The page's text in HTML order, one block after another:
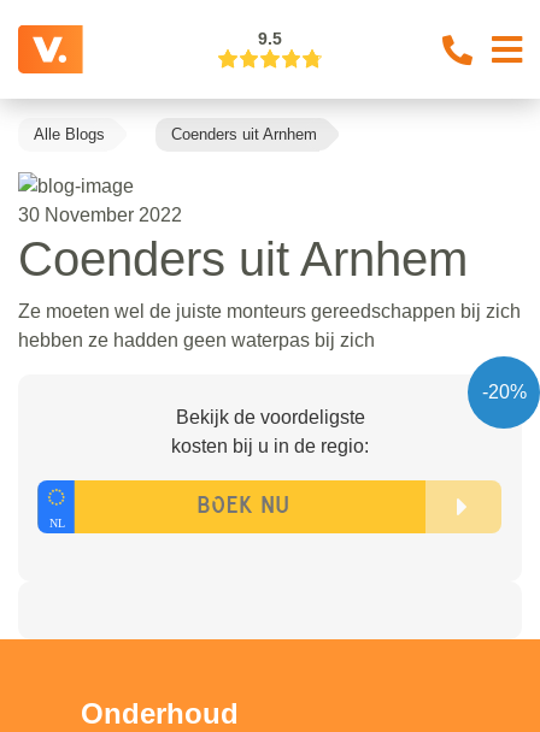
9.5
Alle Blogs Coenders uit Arnhem
30 November 2022
Coenders uit Arnhem
Ze moeten wel de juiste monteurs gereedschappen bij zich
hebben ze hadden geen waterpas bij zich
-20%
Bekijk de voordeligste
kosten bij u in de regio:
Onderhoud